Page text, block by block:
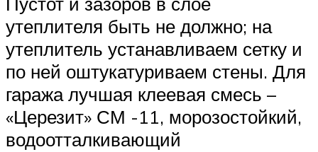
утеплителя быть не должно; на
утеплитель устанавливаем сетку и
по ней оштукатуриваем стены. Для
гаража лучшая клеевая смесь –
«Церезит» СМ -11, морозостойкий,
водоотталкивающий